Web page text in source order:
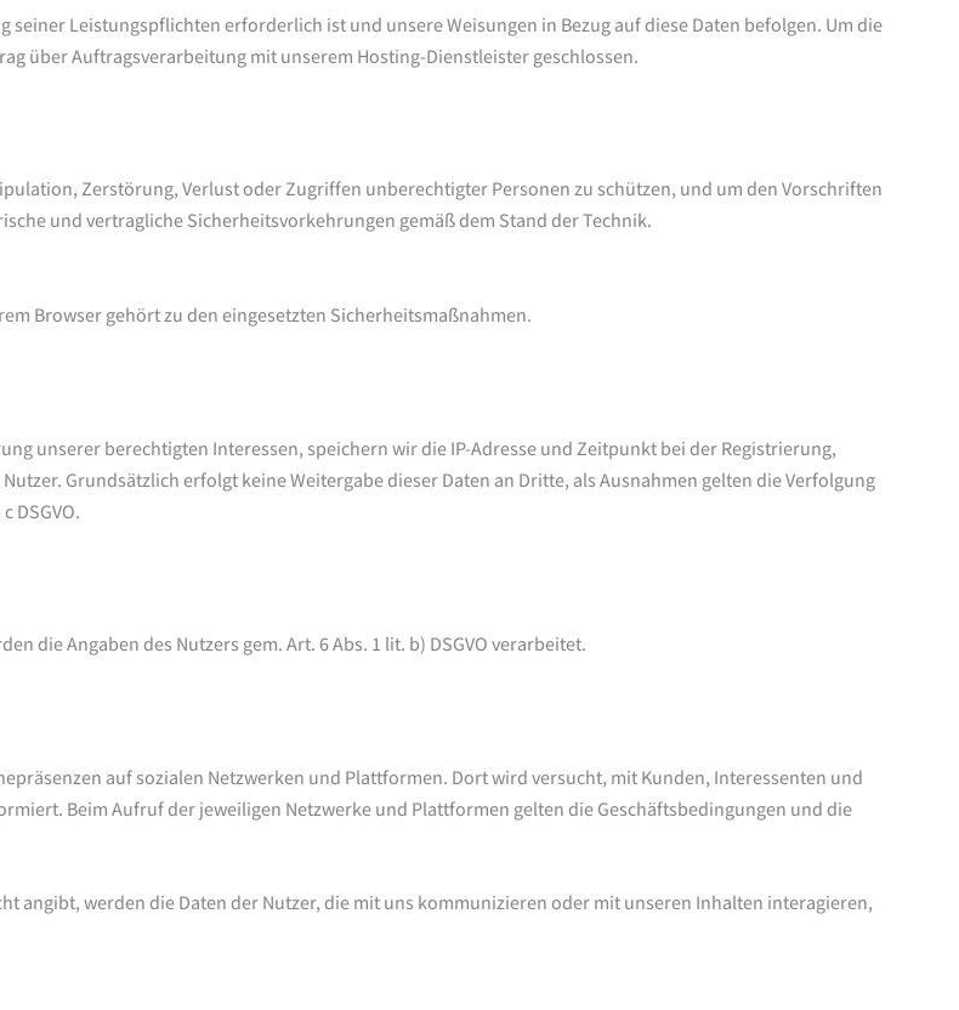
Leistungspflichten erforderlich ist und unsere Weisungen in Bezug auf diese Daten befolgen. Um die
über Auftragsverarbeitung mit unserem Hosting-Dienstleister geschlossen.
Zerstörung, Verlust oder Zugriffen unberechtigter Personen zu schützen, und um den Vorschriften
und vertragliche Sicherheitsvorkehrungen gemäß dem Stand der Technik.
Browser gehört zu den eingesetzten Sicherheitsmaßnahmen.
unserer berechtigten Interessen, speichern wir die IP-Adresse und Zeitpunkt bei der Registrierung,
Grundsätzlich erfolgt keine Weitergabe dieser Daten an Dritte, als Ausnahmen gelten die Verfolgung
DSGVO.
die Angaben des Nutzers gem. Art. 6 Abs. 1 lit. b) DSGVO verarbeitet.
auf sozialen Netzwerken und Plattformen. Dort wird versucht, mit Kunden, Interessenten und
Beim Aufruf der jeweiligen Netzwerke und Plattformen gelten die Geschäftsbedingungen und die
angibt, werden die Daten der Nutzer, die mit uns kommunizieren oder mit unseren Inhalten interagieren,